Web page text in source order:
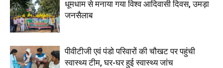
धूमधाम से मनाया गया विश्व आदिवासी दिवस, उमड़ा
जनसैलाब
पीवीटीजी एवं पंडो परिवारों की चौखट पर पहुंची
स्वास्थ्य टीम, घर-घर हुई स्वास्थ्य जांच